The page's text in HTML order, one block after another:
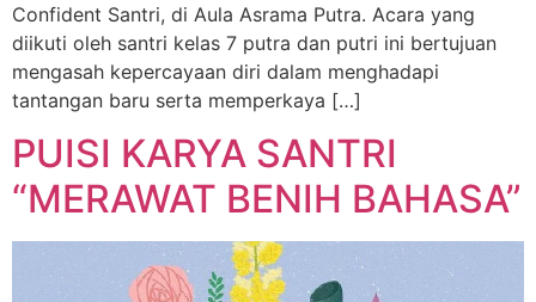
Confident Santri, di Aula Asrama Putra. Acara yang
diikuti oleh santri kelas 7 putra dan putri ini bertujuan
mengasah kepercayaan diri dalam menghadapi
tantangan baru serta memperkaya […]
PUISI KARYA SANTRI
“MERAWAT BENIH BAHASA”